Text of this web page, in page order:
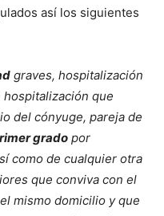
así los siguientes
graves, hospitalización
que
del cónyuge, pareja de
grado por
como de cualquier otra
que conviva con el
mismo domicilio y que